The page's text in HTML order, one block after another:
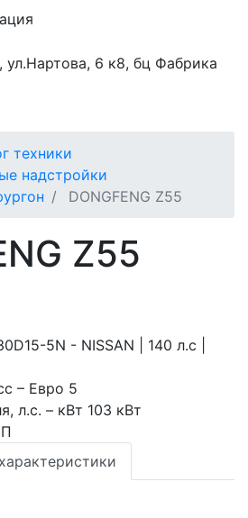
6 к8, бц Фабрика
техники
надстройки
DONGFENG Z55
Z55
5N - NISSAN | 140 л.с |
– Евро 5
л.с. – кВт 103 кВт